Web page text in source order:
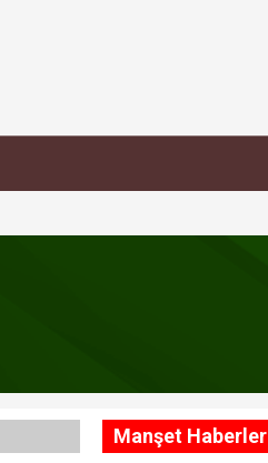
ediyoruz”Manşet Haberler